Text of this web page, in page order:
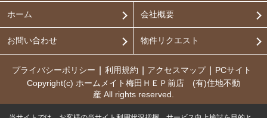
ホーム 会社概要
お問い合わせ 物件リクエスト
プライバシーポリシー 利用規約 アクセスマップ
PCサイト
Copyright(c) ホームメイト梅田ＨＥＰ前店 (有)住地不動
産 All rights reserved.